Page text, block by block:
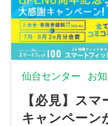
仙台センター お
【必見】ス
キャンペーン